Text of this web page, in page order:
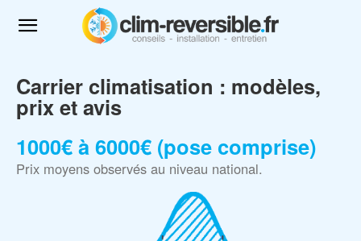
Carrier climatisation : modèles,
prix et avis
1000€ à 6000€ (pose comprise)
Prix moyens observés au niveau national.